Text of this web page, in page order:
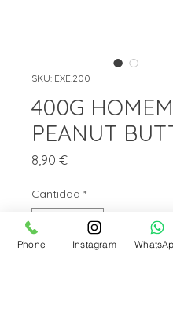
SKU: EXE.200
400G
PEANUT
8,90 €Precio
Cantidad *
Phone Instagram